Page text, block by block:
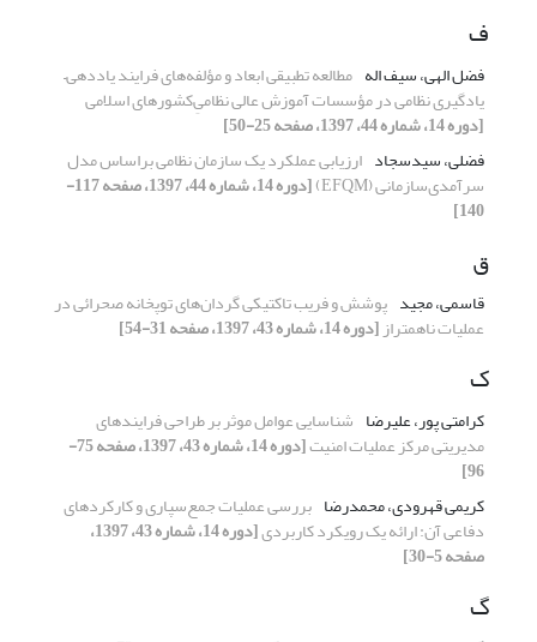
ف
فضل الهی، سیف اله مطالعه تطبیقی ابعاد و مؤلفه‌های فرایند یاددهی–
یادگیری نظامی در مؤسسات آموزش عالی نظامی‌ِکشورهای اسلامی
[دوره 14، شماره 44، 1397، صفحه 25-50]
فضلی، سیدسجاد ارزیابی عملکرد یک سازمان نظامی براساس مدل
سرآمدی‌سازمانی (EFQM) [دوره 14، شماره 44، 1397، صفحه 117-
140]
ق
قاسمی، مجید پوشش و فریب تاکتیکی گردان‌های توپخانه صحرائی در
عملیات ناهمتراز[دوره 14، شماره 43، 1397، صفحه 31-54]
ک
کرامتی پور، علیرضا شناسایی عوامل موثر بر طراحی فرایندهای
مدیریتی مرکز عملیات امنیت [دوره 14، شماره 43، 1397، صفحه 75-
96]
کریمی قهرودی، محمدرضا بررسی عملیات جمع‌سپاری و کارکردهای
دفاعی آن: ارائه یک رویکرد کاربردی [دوره 14، شماره 43، 1397،
صفحه 5-30]
گ